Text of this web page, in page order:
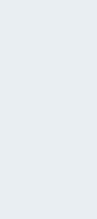
DÜNYA-AHİRET MADDİ-